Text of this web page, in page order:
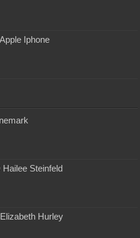
Iphone
Steinfeld
Hurley